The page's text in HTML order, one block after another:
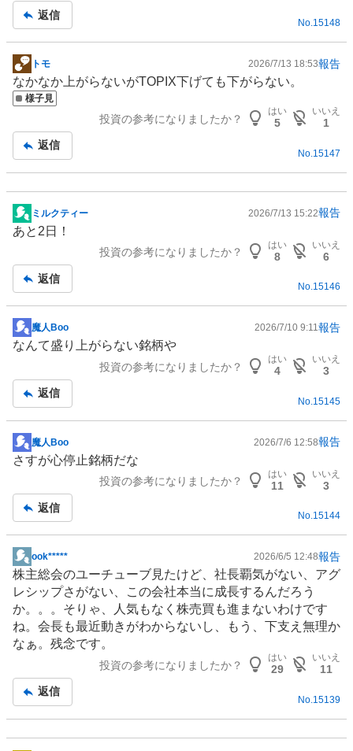
返信
No.15148
掲
示
板
トモ 2026/7/13 18:53報告
なかなか上がらないがTOPIX下げても下がらない。
様子見
投資の参考になりましたか？
はい
5
いいえ
1
返信
No. 15147
掲
示
事
ミルクティー 2026/7/13 15:22報告
あと2日！
投資の参考になりましたか？
はい
8
いいえ
6
返信
No.15146
掲
示
事
魔人Boo 2026/7/10 9:11報告
なんて盛り上がらない銘柄や
投資の参考になりましたか？
はい
4
いいえ
3
返信
No. 15145
掲
示
事
魔人Boo 2026/7/6 12:58報告
さすが心停止銘柄だな
投資の参考になりましたか？
はい
11
いいえ
3
返信
No.15144
掲
示
板
記
事
ook***** 2026/6/5 12:48報告
株主総会のユーチューブ見たけど、社長覇気がない、アグ
レシップさがない、この会社本当に成長するんだろう
か。。。そりゃ、人気もなく株売買も進まないわけです
ね。会長も最近動きがわからないし、もう、下支え無理か
なぁ。残念です。
投資の参考になりましたか？
はい
29
いいえ
11
返信
No. 15139